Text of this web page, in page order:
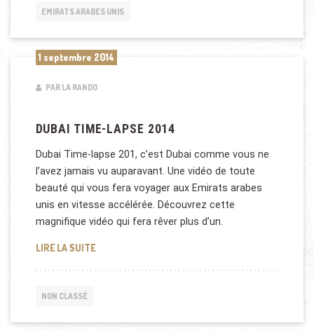
EMIRATS ARABES UNIS
1 septembre 2014
PAR LA RANDO
DUBAI TIME-LAPSE 2014
Dubai Time-lapse 201, c’est Dubai comme vous ne
l’avez jamais vu auparavant. Une vidéo de toute
beauté qui vous fera voyager aux Emirats arabes
unis en vitesse accélérée. Découvrez cette
magnifique vidéo qui fera rêver plus d’un.
LIRE LA SUITEDUBAI TIME-LAPSE 2014
NON CLASSÉ